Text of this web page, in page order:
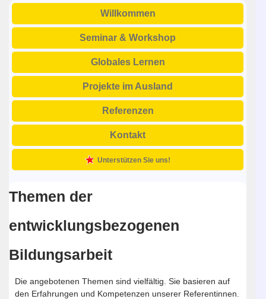
Willkommen
Seminar & Workshop
Globales Lernen
Projekte im Ausland
Referenzen
Kontakt
Unterstützen Sie uns!
Themen der
entwicklungsbezogenen
Bildungsarbeit
Die angebotenen Themen sind vielfältig. Sie basieren auf
den Erfahrungen und Kompetenzen unserer Referentinnen.